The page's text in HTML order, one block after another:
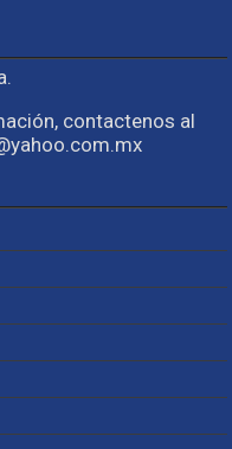
contactenos al